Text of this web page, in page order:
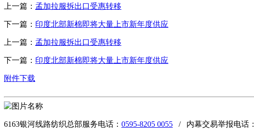
上一篇： 孟加拉服拆出口受惠转移
下一篇： 印度北部新棉即将大量上市新年度供应
上一篇： 孟加拉服拆出口受惠转移
下一篇： 印度北部新棉即将大量上市新年度供应
附件下载
6163银河线路纺织总部服务电话： 0595-8205 0055 / 内幕交易举报电话：